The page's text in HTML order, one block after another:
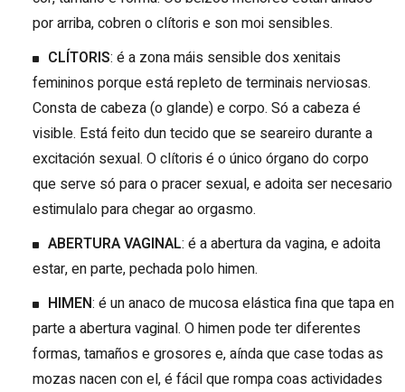
por arriba, cobren o clítoris e son moi sensibles.
CLÍTORIS: é a zona máis sensible dos xenitais
femininos porque está repleto de terminais nerviosas.
Consta de cabeza (o glande) e corpo. Só a cabeza é
visible. Está feito dun tecido que se seareiro durante a
excitación sexual. O clítoris é o único órgano do corpo
que serve só para o pracer sexual, e adoita ser necesario
estimulalo para chegar ao orgasmo.
ABERTURA VAGINAL: é a abertura da vagina, e adoita
estar, en parte, pechada polo himen.
HIMEN: é un anaco de mucosa elástica fina que tapa en
parte a abertura vaginal. O himen pode ter diferentes
formas, tamaños e grosores e, aínda que case todas as
mozas nacen con el, é fácil que rompa coas actividades